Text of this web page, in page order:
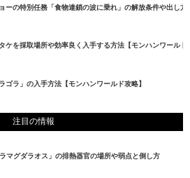
ーの特別任務「食物連鎖の波に乗れ」の解放条件や出し
ケを採取場所や効率良く入手する方法【モンハンワールド
ゴラ」の入手方法【モンハンワールド攻略】
注目の情報
マグダラオス」の排熱器官の場所や弱点と倒し方